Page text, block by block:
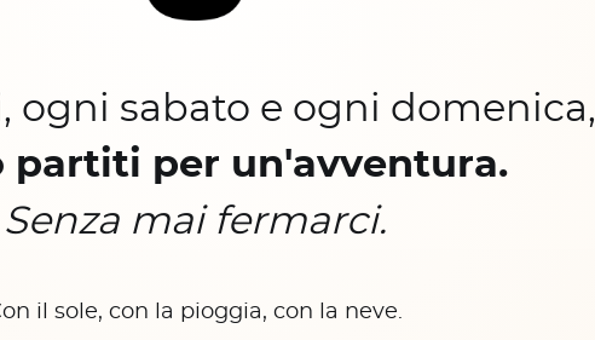
ogni sabato e ogni domenica,
partiti per un'avventura.
Senza mai fermarci.
il sole, con la pioggia, con la neve.